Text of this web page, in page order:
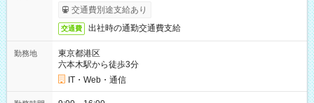
交通費別途支給あり
交通費 出社時の通勤交通費支給
勤務地
東京都港区
六本木駅から徒歩3分
IT・Web・通信